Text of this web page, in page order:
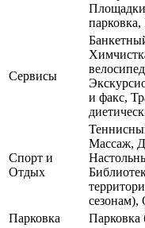
Площадки
Сервисы
и факс,
Спорт и
Отдых
Массаж,
сезонам),
Парковка
Парковка